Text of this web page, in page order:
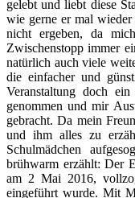
gelebt und liebt diese
wie gerne er mal
nicht ergeben, da
Zwischenstopp immer
natürlich auch viele
die einfacher und
Veranstaltung doch
genommen und mir
gebracht. Da mein
und ihm alles zu
Schulmädchen
brühwarm erzählt: Der
am 2 Mai 2016,
eingeführt wurde. Mit